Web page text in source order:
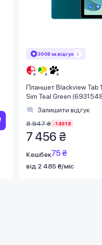
300₴ за відгук
Планшет Blackview Tab
Sim Teal Green
Залишити відгук
8 947 ₴ -1 491 ₴
7 456 ₴
Кешбек75 ₴
від 2 485 ₴/міс